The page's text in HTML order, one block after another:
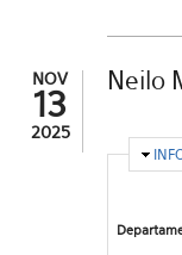
NOV
13
2025
Neilo